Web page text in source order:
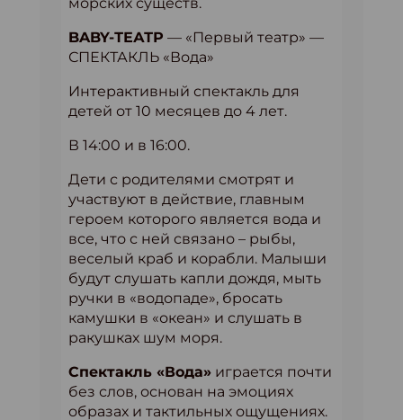
BABY-ТЕАТР — «Первый театр» —
СПЕКТАКЛЬ «Вода»
Интерактивный спектакль для
детей от 10 месяцев до 4 лет.
В 14:00 и в 16:00.
Дети с родителями смотрят и
участвуют в действие, главным
героем которого является вода и
все, что с ней связано – рыбы,
веселый краб и корабли. Малыши
будут слушать капли дождя, мыть
ручки в «водопаде», бросать
камушки в «океан» и слушать в
ракушках шум моря.
Спектакль «Вода» играется почти
без слов, основан на эмоциях
образах и тактильных ощущениях.